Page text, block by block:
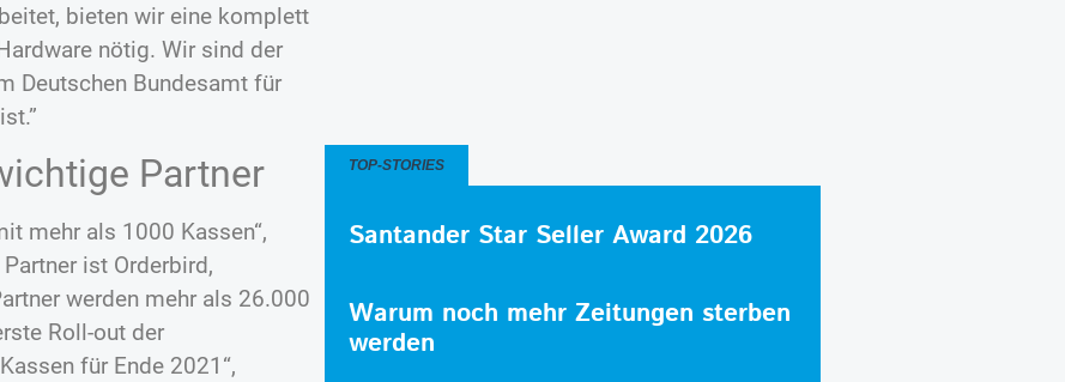
bieten wir eine komplett
nötig. Wir sind der
Deutschen Bundesamt für
Partner
mehr als 1000 Kassen“,
ist Orderbird,
werden mehr als 26.000
Roll-out der
für Ende 2021“,
TOP-STORIES
Santander Star Seller Award 2026
Warum noch mehr Zeitungen sterben
werden